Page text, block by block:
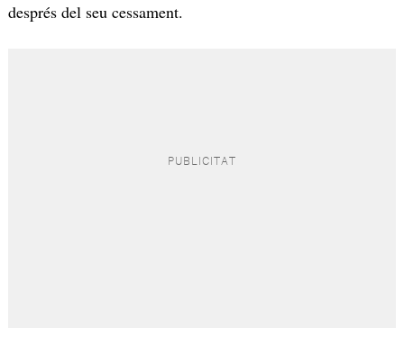
després del seu cessament.